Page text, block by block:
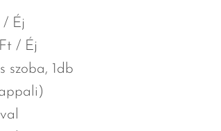
/ Éj
/ Éj
szoba, 1db